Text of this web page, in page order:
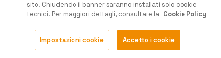
sito. Chiudendo il banner saranno installati solo cookie
tecnici. Per maggiori dettagli, consultare la Cookie Policy
Impostazioni cookie Accetto i cookie